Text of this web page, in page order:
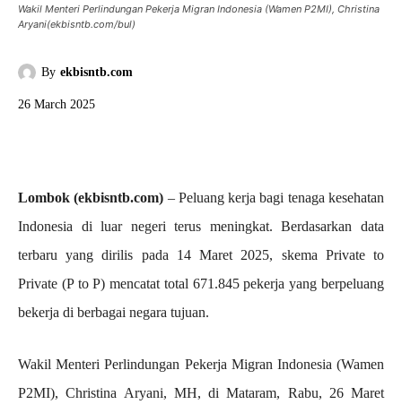
Wakil Menteri Perlindungan Pekerja Migran Indonesia (Wamen P2MI), Christina
Aryani(ekbisntb.com/bul)
By ekbisntb.com
26 March 2025
Lombok (ekbisntb.com) – Peluang kerja bagi tenaga kesehatan
Indonesia di luar negeri terus meningkat. Berdasarkan data
terbaru yang dirilis pada 14 Maret 2025, skema Private to
Private (P to P) mencatat total 671.845 pekerja yang berpeluang
bekerja di berbagai negara tujuan.
Wakil Menteri Perlindungan Pekerja Migran Indonesia (Wamen
P2MI), Christina Aryani, MH, di Mataram, Rabu, 26 Maret